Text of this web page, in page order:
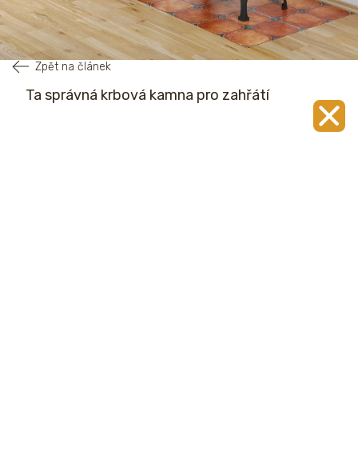
Zpět na článek
Ta správná krbová kamna pro zahřátí